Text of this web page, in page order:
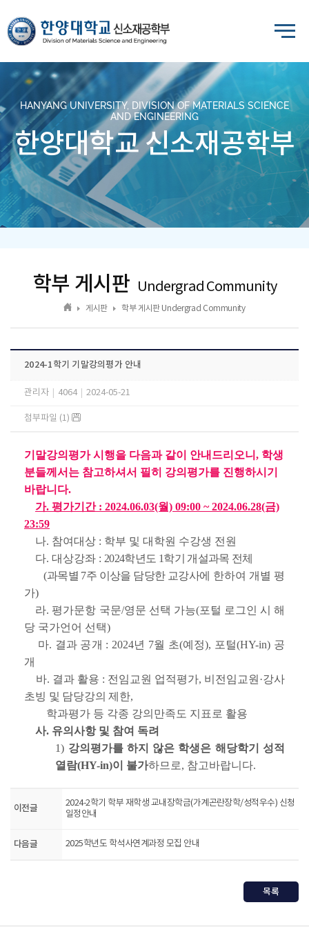
HANYANG UNIVERSITY, DIVISION OF MATERIALS SCIENCE
AND ENGINEERING
한양대학교 신소재공학부
학부 게시판 Undergrad Community
게시판 학부 게시판 Undergrad Community
2024-1학기 기말강의평가 안내
관리자 4064 2024-05-21
첨부파일 (1)
기말강의평가 시행을 다음과 같이 안내드리오니, 학생
분들께서는 참고하셔서 필히 강의평가를 진행하시기
바랍니다.
가. 평가기간 : 2024.06.03(월) 09:00 ~ 2024.06.28(금)
23:59
나. 참여대상 : 학부 및 대학원 수강생 전원
다. 대상강좌 : 2024학년도 1학기 개설과목 전체
(과목별 7주 이상을 담당한 교강사에 한하여 개별 평
가)
라. 평가문항 국문/영문 선택 가능(포털 로그인 시 해
당 국가언어 선택)
마. 결과 공개 : 2024년 7월 초(예정), 포털(HY-in) 공
개
바. 결과 활용 : 전임교원 업적평가, 비전임교원 ·강사
초빙 및 담당강의 제한,
학과평가 등 각종 강의만족도 지표로 활용
사. 유의사항 및 참여 독려
1) 강의평가를 하지 않은 학생은 해당학기 성적
열람(HY-in)이 불가하므로, 참고바랍니다.
이전글
2024-2학기 학부 재학생 교내장학금(가계곤란장학/성적우수) 신청
일정안내
다음글 2025학년도 학석사연계과정 모집 안내
목록